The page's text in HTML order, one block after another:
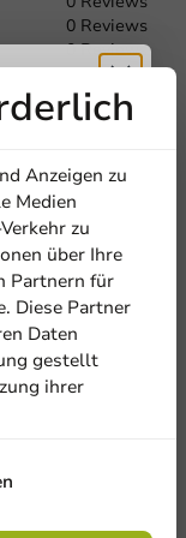
Last name
0 Reviews
0 Reviews
0 Reviews
experience with
Anzeigen zu
Medien
zu
über Ihre
Partnern für
Diese Partner
Daten
gestellt
ihrer